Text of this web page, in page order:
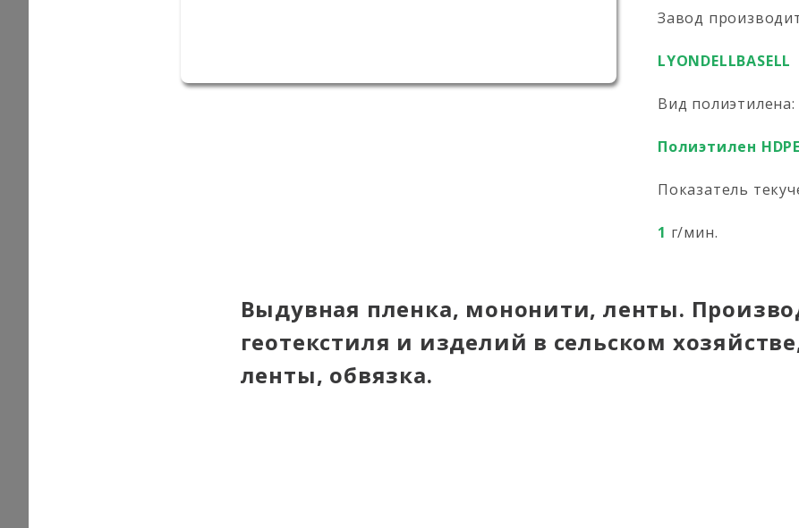
Завод
LYONDELLBASELL
Вид полиэтилена:
Полиэтилен HDPE
Показатель
1 г/мин.
Выдувная пленка, мононити, ленты.
геотекстиля и изделий в сельском
ленты, обвязка.